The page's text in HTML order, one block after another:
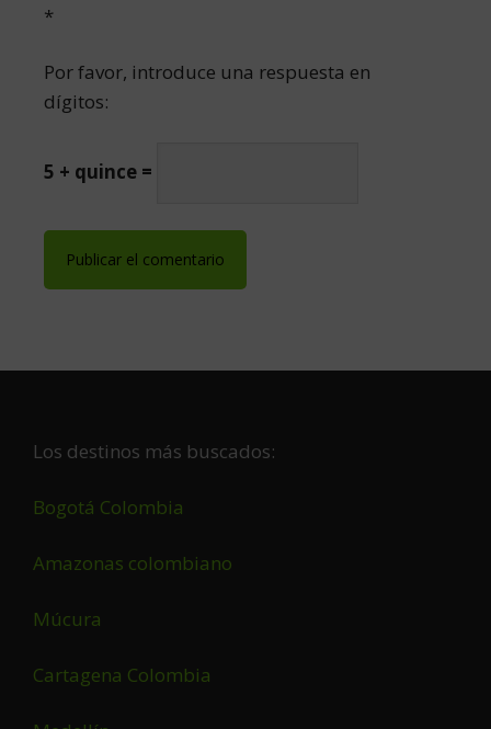
*
Por favor, introduce una respuesta en
dígitos:
5 + quince =
Los destinos más buscados:
Bogotá Colombia
Amazonas colombiano
Múcura
Cartagena Colombia